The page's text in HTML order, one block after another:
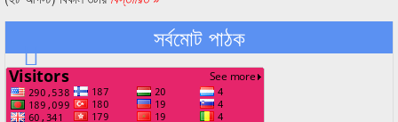
সর্বমোট পাঠক